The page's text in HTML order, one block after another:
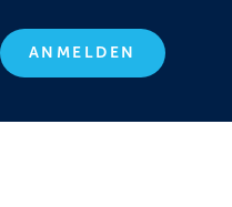
ANMELDEN